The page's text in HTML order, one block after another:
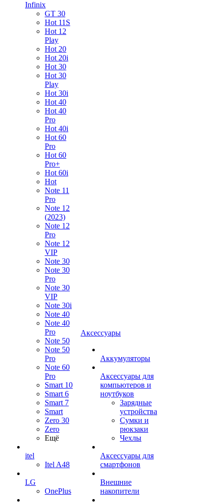
Infinix
GT 30
Hot 11S
Hot 12
Play
Hot 20
Hot 20i
Hot 30
Hot 30
Play
Hot 30i
Hot 40
Hot 40
Pro
Hot 40i
Hot 60
Pro
Hot 60
Pro+
Hot 60i
Hot
Note 11
Pro
Note 12
(2023)
Note 12
Pro
Note 12
VIP
Note 30
Note 30
Pro
Note 30
VIP
Note 30i
Note 40
Note 40
Pro
Note 50
Note 50
Pro
Note 60
Pro
Smart 10
Smart 6
Smart 7
Smart
Zero 30
Zero
Ещё
itel
Itel A48
LG
OnePlus
Аксессуары
Аккумуляторы
Аксессуары для
компьютеров и
ноутбуков
Зарядные
устройства
Сумки и
рюкзаки
Чехлы
Аксессуары для
смартфонов
Внешние
накопители